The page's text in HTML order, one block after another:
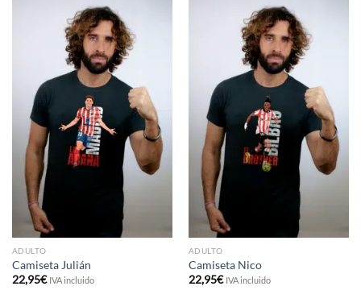
ADULTO
Camiseta Julián
22,95€ IVA incluido
ADULTO
Camiseta Nico
22,95€ IVA incluido